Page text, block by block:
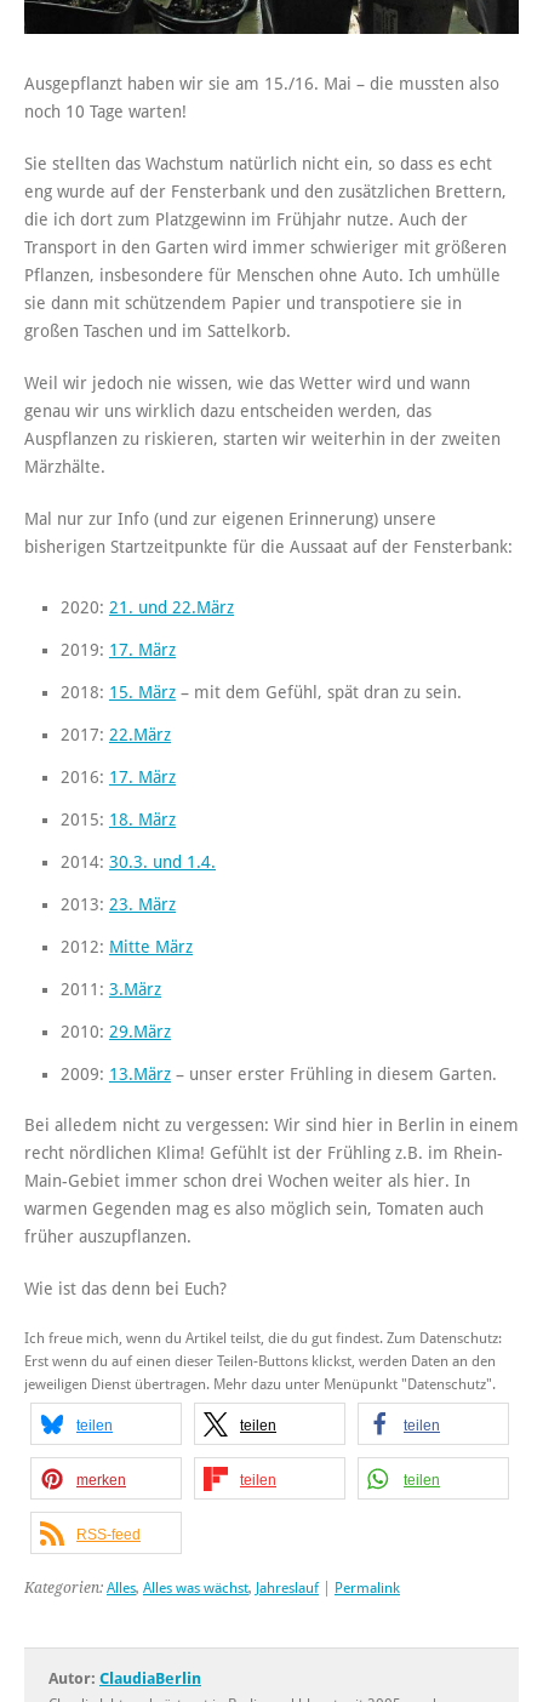
Ausgepflanzt haben wir sie am 15./16. Mai – die mussten also
noch 10 Tage warten!
Sie stellten das Wachstum natürlich nicht ein, so dass es echt
eng wurde auf der Fensterbank und den zusätzlichen Brettern,
die ich dort zum Platzgewinn im Frühjahr nutze. Auch der
Transport in den Garten wird immer schwieriger mit größeren
Pflanzen, insbesondere für Menschen ohne Auto. Ich umhülle
sie dann mit schützendem Papier und transpotiere sie in
großen Taschen und im Sattelkorb.
Weil wir jedoch nie wissen, wie das Wetter wird und wann
genau wir uns wirklich dazu entscheiden werden, das
Auspflanzen zu riskieren, starten wir weiterhin in der zweiten
Märzhälte.
Mal nur zur Info (und zur eigenen Erinnerung) unsere
bisherigen Startzeitpunkte für die Aussaat auf der Fensterbank:
2020: 21. und 22.März
2019: 17. März
2018: 15. März – mit dem Gefühl, spät dran zu sein.
2017: 22.März
2016: 17. März
2015: 18. März
2014: 30.3. und 1.4.
2013: 23. März
2012: Mitte März
2011: 3.März
2010: 29.März
2009: 13.März – unser erster Frühling in diesem Garten.
Bei alledem nicht zu vergessen: Wir sind hier in Berlin in einem
recht nördlichen Klima! Gefühlt ist der Frühling z.B. im Rhein-
Main-Gebiet immer schon drei Wochen weiter als hier. In
warmen Gegenden mag es also möglich sein, Tomaten auch
früher auszupflanzen.
Wie ist das denn bei Euch?
Ich freue mich, wenn du Artikel teilst, die du gut findest. Zum Datenschutz:
Erst wenn du auf einen dieser Teilen-Buttons klickst, werden Daten an den
jeweiligen Dienst übertragen. Mehr dazu unter Menüpunkt "Datenschutz".
teilen teilen teilen
merken teilen teilen
RSS-feed
Kategorien: Alles, Alles was wächst, Jahreslauf| Permalink
Autor: ClaudiaBerlin